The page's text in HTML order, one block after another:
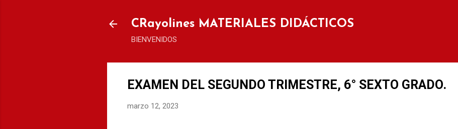
CRayolines MATERIALES DIDÁCTICOS
BIENVENIDOS
EXAMEN DEL SEGUNDO TRIMESTRE, 6° SEXTO GRADO.
marzo 12, 2023